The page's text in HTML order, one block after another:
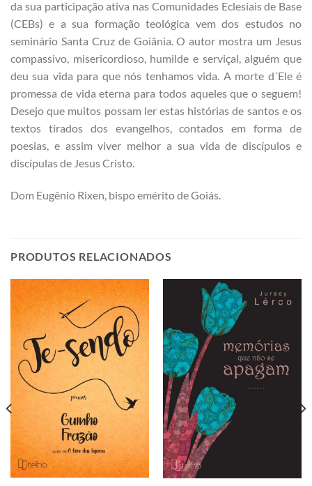
da sua participação ativa nas Comunidades Eclesiais de Base
(CEBs) e a sua formação teológica vem dos estudos no
seminário Santa Cruz de Goiânia. O autor mostra um Jesus
compassivo, misericordioso, humilde e serviçal, alguém que
deu sua vida para que nós tenhamos vida. A morte d´Ele é
promessa de vida eterna para todos aqueles que o seguem!
Desejo que muitos possam ler estas histórias de santos e os
textos tirados dos evangelhos, contados em forma de
poesias, e assim viver melhor a sua vida de discípulos e
discípulas de Jesus Cristo.
Dom Eugênio Rixen, bispo emérito de Goiás.
PRODUTOS RELACIONADOS